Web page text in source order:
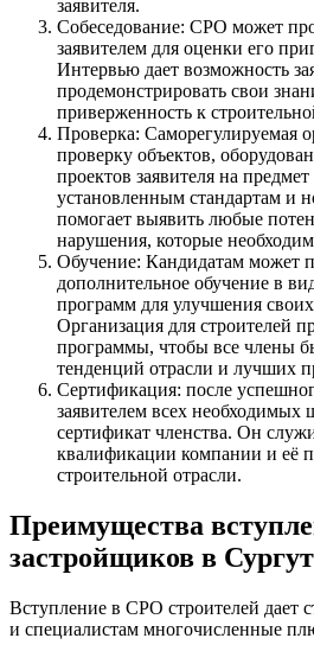
заявителя.
Собеседование: СРО может
заявителем для оценки его
Интервью дает возможность
продемонстрировать свои
приверженность к
Проверка: Саморегулируемая
проверку объектов,
проектов заявителя на
установленным стандартам и
помогает выявить любые
нарушения, которые
Обучение: Кандидатам может
дополнительное обучение в
программ для улучшения
Организация для строителей
программы, чтобы все члены
тенденций отрасли и лучших
Сертификация: после
заявителем всех
сертификат членства. Он
квалификации компании и её
строительной отрасли.
Преимущества
застройщиков в
Вступление в СРО строителей дает
и специалистам многочисленные